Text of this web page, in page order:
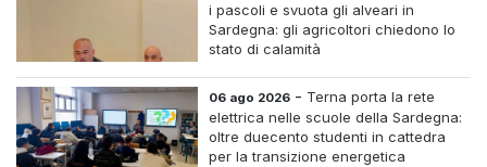
i pascoli e svuota gli alveari in
Sardegna: gli agricoltori chiedono lo
stato di calamità
06 ago 2026 - Terna porta la rete
elettrica nelle scuole della Sardegna:
oltre duecento studenti in cattedra
per la transizione energetica